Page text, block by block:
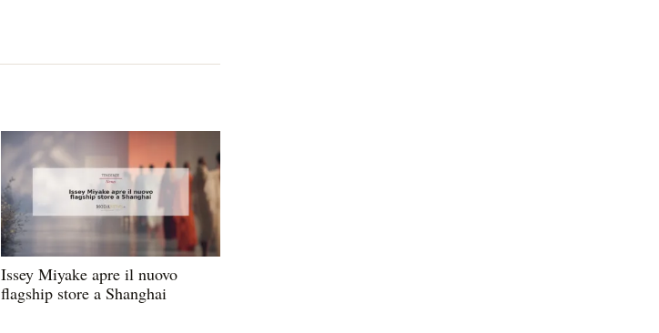
Issey Miyake apre il nuovo
flagship store a Shanghai